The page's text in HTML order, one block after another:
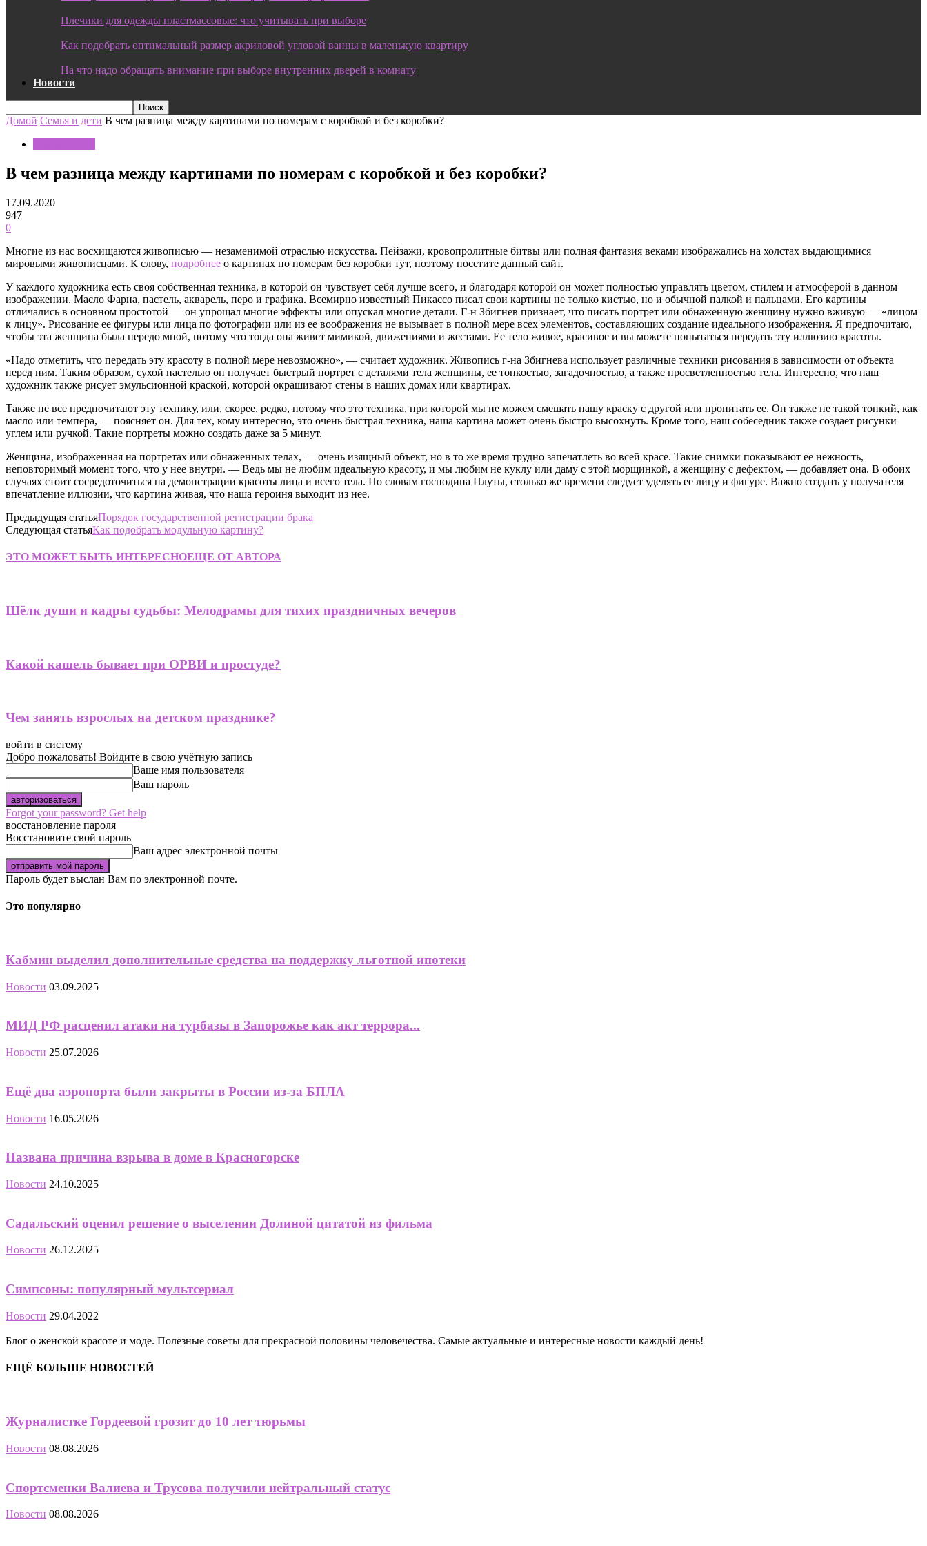
Плечики для одежды пластмассовые: что учитывать при выборе
Как подобрать оптимальный размер акриловой угловой ванны в маленькую квартиру
На что надо обращать внимание при выборе внутренних дверей в комнату
Новости
Домой Семья и дети В чем разница между картинами по номерам с коробкой и без коробки?
В чем разница между картинами по номерам с коробкой и без коробки?
17.09.2020
947
0
Многие из нас восхищаются живописью — незаменимой отраслью искусства. Пейзажи, кровопролитные битвы или полная фантазия веками изображались на холстах выдающимися
мировыми живописцами. К слову, подробнее о картинах по номерам без коробки тут, поэтому посетите данный сайт.
У каждого художника есть своя собственная техника, в которой он чувствует себя лучше всего, и благодаря которой он может полностью управлять цветом, стилем и атмосферой в данном
изображении. Масло Фарна, пастель, акварель, перо и графика. Всемирно известный Пикассо писал свои картины не только кистью, но и обычной палкой и пальцами. Его картины
отличались в основном простотой — он упрощал многие эффекты или опускал многие детали. Г-н Збигнев признает, что писать портрет или обнаженную женщину нужно вживую — «лицом
к лицу». Рисование ее фигуры или лица по фотографии или из ее воображения не вызывает в полной мере всех элементов, составляющих создание идеального изображения. Я предпочитаю,
чтобы эта женщина была передо мной, потому что тогда она живет мимикой, движениями и жестами. Ее тело живое, красивое и вы можете попытаться передать эту иллюзию красоты.
«Надо отметить, что передать эту красоту в полной мере невозможно», — считает художник. Живопись г-на Збигнева использует различные техники рисования в зависимости от объекта
перед ним. Таким образом, сухой пастелью он получает быстрый портрет с деталями тела женщины, ее тонкостью, загадочностью, а также просветленностью тела. Интересно, что наш
художник также рисует эмульсионной краской, которой окрашивают стены в наших домах или квартирах.
Также не все предпочитают эту технику, или, скорее, редко, потому что это техника, при которой мы не можем смешать нашу краску с другой или пропитать ее. Он также не такой тонкий, как
масло или темпера, — поясняет он. Для тех, кому интересно, это очень быстрая техника, наша картина может очень быстро высохнуть. Кроме того, наш собеседник также создает рисунки
углем или ручкой. Такие портреты можно создать даже за 5 минут.
Женщина, изображенная на портретах или обнаженных телах, — очень изящный объект, но в то же время трудно запечатлеть во всей красе. Такие снимки показывают ее нежность,
неповторимый момент того, что у нее внутри. — Ведь мы не любим идеальную красоту, и мы любим не куклу или даму с этой морщинкой, а женщину с дефектом, — добавляет она. В обоих
случаях стоит сосредоточиться на демонстрации красоты лица и всего тела. По словам господина Плуты, столько же времени следует уделять ее лицу и фигуре. Важно создать у получателя
впечатление иллюзии, что картина живая, что наша героиня выходит из нее.
Предыдущая статьяПорядок государственной регистрации брака
Следующая статьяКак подобрать модульную картину?
ЭТО МОЖЕТ БЫТЬ ИНТЕРЕСНОЕЩЕ ОТ АВТОРА
Шёлк души и кадры судьбы: Мелодрамы для тихих праздничных вечеров
Какой кашель бывает при ОРВИ и простуде?
Чем занять взрослых на детском празднике?
войти в систему
Добро пожаловать! Войдите в свою учётную запись
Ваше имя пользователя
Ваш пароль
Forgot your password? Get help
восстановление пароля
Восстановите свой пароль
Ваш адрес электронной почты
Пароль будет выслан Вам по электронной почте.
Это популярно
Кабмин выделил дополнительные средства на поддержку льготной ипотеки
Новости 03.09.2025
МИД РФ расценил атаки на турбазы в Запорожье как акт террора...
Новости 25.07.2026
Ещё два аэропорта были закрыты в России из-за БПЛА
Новости 16.05.2026
Названа причина взрыва в доме в Красногорске
Новости 24.10.2025
Садальский оценил решение о выселении Долиной цитатой из фильма
Новости 26.12.2025
Симпсоны: популярный мультсериал
Новости 29.04.2022
Блог о женской красоте и моде. Полезные советы для прекрасной половины человечества. Самые актуальные и интересные новости каждый день!
ЕЩЁ БОЛЬШЕ НОВОСТЕЙ
Журналистке Гордеевой грозит до 10 лет тюрьмы
Новости 08.08.2026
Спортсменки Валиева и Трусова получили нейтральный статус
Новости 08.08.2026